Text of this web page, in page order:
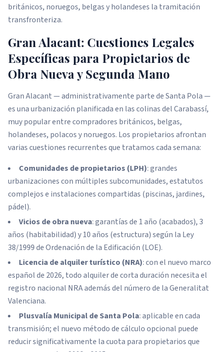
británicos, noruegos, belgas y holandeses la tramitación
transfronteriza.
Gran Alacant: Cuestiones Legales
Específicas para Propietarios de
Obra Nueva y Segunda Mano
Gran Alacant — administrativamente parte de Santa Pola —
es una urbanización planificada en las colinas del Carabassí,
muy popular entre compradores británicos, belgas,
holandeses, polacos y noruegos. Los propietarios afrontan
varias cuestiones recurrentes que tratamos cada semana:
Comunidades de propietarios (LPH): grandes
urbanizaciones con múltiples subcomunidades, estatutos
complejos e instalaciones compartidas (piscinas, jardines,
pádel).
Vicios de obra nueva: garantías de 1 año (acabados), 3
años (habitabilidad) y 10 años (estructura) según la Ley
38/1999 de Ordenación de la Edificación (LOE).
Licencia de alquiler turístico (NRA): con el nuevo marco
español de 2026, todo alquiler de corta duración necesita el
registro nacional NRA además del número de la Generalitat
Valenciana.
Plusvalía Municipal de Santa Pola: aplicable en cada
transmisión; el nuevo método de cálculo opcional puede
reducir significativamente la cuota para propietarios que